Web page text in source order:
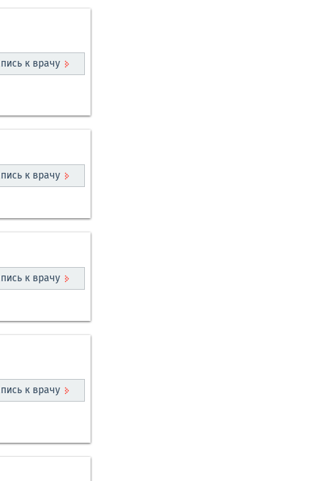
к врачу
к врачу
к врачу
к врачу